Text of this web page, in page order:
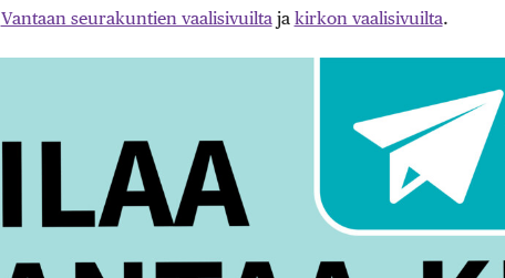
Vantaan seurakuntien vaalisivuiltaja kirkon vaalisivuilta.